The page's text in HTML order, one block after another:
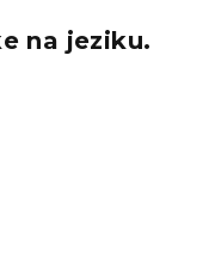
na jeziku.